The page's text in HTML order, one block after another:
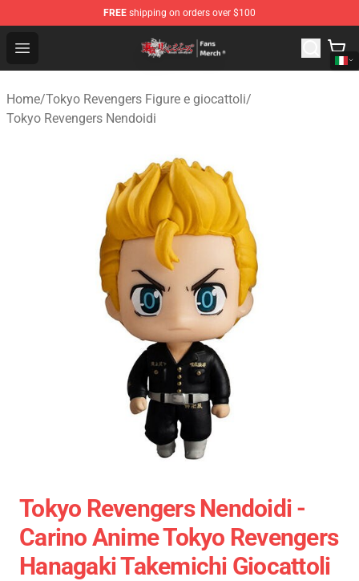
FREE shipping on orders over $100
Open menu
Tokyo Revengers Store - Official Tokyo Revengers
Home/Tokyo Revengers Figure e giocattoli/
Tokyo Revengers Nendoidi
Tokyo Revengers Nendoidi -
Carino Anime Tokyo Revengers
Hanagaki Takemichi Giocattoli